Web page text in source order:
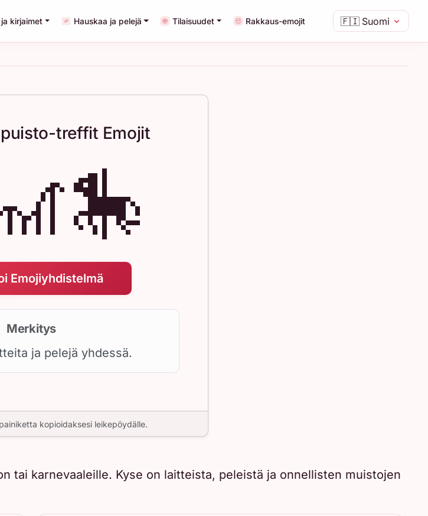
🇫🇮 Suomi
kirjaimet Hauskaa ja pelejä Tilaisuudet Rakkaus-emojit
treffit Emojit
Emojiyhdistelmä
Merkitys
ja pelejä yhdessä.
kopioidaksesi leikepöydälle.
tai karnevaaleille. Kyse on laitteista, peleistä ja onnellisten muistojen